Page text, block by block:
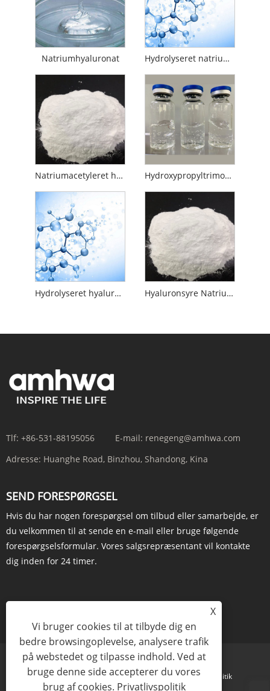
Natriumhyaluronat Hydrolyseret natriumhyaluronat
Natriumacetyleret hyaluronat Hydroxypropyltrimonium Hyaluronat
Hydrolyseret hyaluronsyre Hyaluronsyre Natriumsalt
Tlf: +86-531-88195056 E-mail: renegeng@amhwa.com
Adresse: Huanghe Road, Binzhou, Shandong, Kina
SEND FORESPØRGSEL
Hvis du har nogen forespørgsel om tilbud eller samarbejde, er
du velkommen til at sende en e-mail eller bruge følgende
forespørgselsformular. Vores salgsrepræsentant vil kontakte
dig inden for 24 timer.
Links Sitemap RSS XML Privatlivspolitik
X
Vi bruger cookies til at tilbyde dig en
bedre browsingoplevelse, analysere trafik
på webstedet og tilpasse indhold. Ved at
bruge denne side accepterer du vores
brug af cookies. Privatlivspolitik